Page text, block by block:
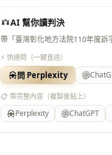
AI 幫你讀判決
帶「臺灣彰化地方法院110年度
⚡ 快速問（一鍵直送）
問 Perplexity
📋 帶完整內容（複製後貼上）
Perplexity ChatGPT